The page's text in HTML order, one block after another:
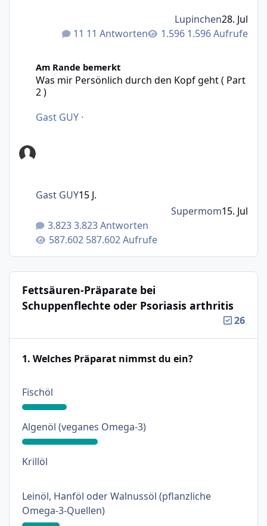
11 Antworten 1.596 Aufrufe
Lupinchen28. Jul
Am Rande bemerkt
Was mir Persönlich durch den Kopf geht ( Part
2 )
Gast GUY ·
3.823 Antworten
587.602 Aufrufe
Gast GUY15 J.
Supermom15. Jul
Fettsäuren-Präparate bei
Schuppenflechte oder Psoriasis arthritis
26
1. Welches Präparat nimmst du ein?
Fischöl: 20%
Algenöl (veganes Omega-3): 34%
Krillöl: 0%
Leinöl, Hanföl oder Walnussöl (pflanzliche
Omega-3-Quellen): 17%